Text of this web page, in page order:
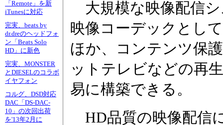
「Remote」を新
iTunesに対応
完実、beats by
dr.dreのヘッドフォ
ン「Beats Solo
HD」に新色
完実、MONSTER
とDIESELのコラボ
イヤフォン
コルグ、DSD対応
DAC「DS-DAC-
10」の次回出荷
を'13年2月に
大規模な映像配信
映像コーデックとし
ほか、コンテンツ保
ットテレビなどの再
易に構築できる。
HD品質の映像配信